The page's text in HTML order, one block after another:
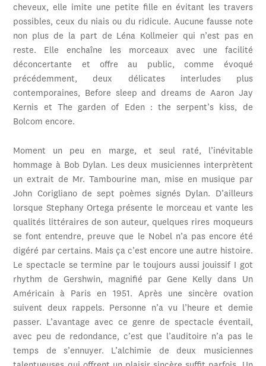
cheveux, elle imite une petite fille en évitant les travers
possibles, ceux du niais ou du ridicule. Aucune fausse note
non plus de la part de Léna Kollmeier qui n’est pas en
reste. Elle enchaîne les morceaux avec une facilité
déconcertante et offre au public, comme évoqué
précédemment, deux délicates interludes plus
contemporaines, Before sleep and dreams de Aaron Jay
Kernis et The garden of Eden : the serpent’s kiss, de
Bolcom encore.
Moment un peu en marge, et seul raté, l’inévitable
hommage à Bob Dylan. Les deux musiciennes interprètent
un extrait de Mr. Tambourine man, mise en musique par
John Corigliano de sept poèmes signés Dylan. D’ailleurs
lorsque Stephany Ortega présente le morceau et vante les
qualités littéraires de son auteur, quelques rires moqueurs
se font entendre, preuve que le Nobel n’a pas encore été
digéré par certains. Mais ça c’est encore une autre histoire.
Le spectacle se termine par le toujours aussi jouissif I got
rhythm de Gershwin, magnifié par Gene Kelly dans Un
Américain à Paris en 1951. Après une sincère ovation
suivent deux rappels. Personne n’a vu l’heure et demie
passer. L’avantage avec ce genre de spectacle éventail,
avec peu de redondance, c’est que l’auditoire n’a pas le
temps de s’ennuyer. L’alchimie de deux musiciennes